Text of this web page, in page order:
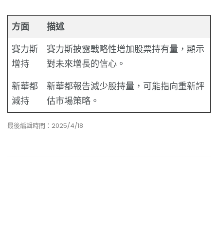
方面
描述
賽力斯
增持
賽力斯披露戰略性增加股票持有量，顯示
對未來增長的信心。
新華都
減持
新華都報告減少股持量，可能指向重新評
估市場策略。
最後編輯時間：2025/4/18